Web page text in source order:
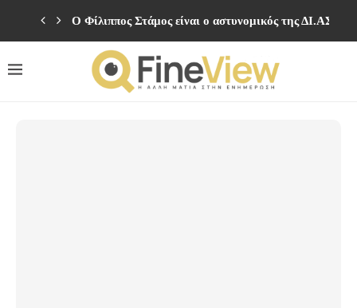
Ο Φίλιππος Στάμος είναι ο αστυνομικός της ΔΙ.ΑΣ